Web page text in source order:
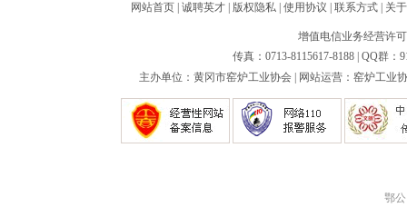
网站首页 诚聘英才 版权隐私 使用协议 联系方式 关
增值电信业务经营许
传真：0713-8115617-8188 | QQ群：
主办单位：黄冈市窑炉工业协会 | 网站运营：窑炉工业
鄂公